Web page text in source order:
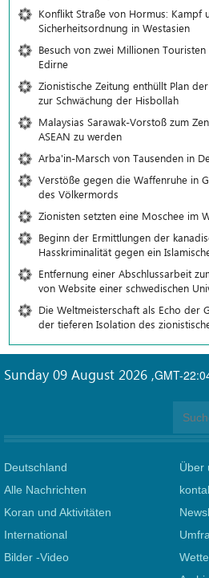
Konflikt Straße von Hormus: Kampf
Sicherheitsordnung in Westasien
Besuch von zwei Millionen
Edirne
Zionistische Zeitung enthüllt Plan
zur Schwächung der Hisbollah
Malaysias Sarawak-Vorstoß zum
ASEAN zu werden
Arba'in-Marsch von Tausenden in
Verstöße gegen die Waffenruhe in
des Völkermords
Zionisten setzten eine Moschee im
Beginn der Ermittlungen der
Hasskriminalität gegen ein
Entfernung einer Abschlussarbeit
von Website einer schwedischen
Die Weltmeisterschaft als Echo der
der tieferen Isolation des
GMT-
Sunday 09 August 2026 ,
Deutschland
Alle Nachrichten
Koran und Aktivitäten
International
Bilder -Video
Über